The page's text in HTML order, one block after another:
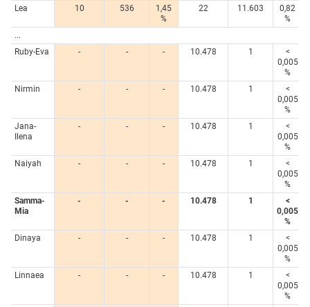
Lea
10 536
1,45
%
22 11.603
0,82
%
...
Ruby-Eva
- - - 10.478 1
<
0,005
%
Nirmin
- - - 10.478 1
<
0,005
%
Jana-
Ilena
- - - 10.478 1
<
0,005
%
Naiyah
- - - 10.478 1
<
0,005
%
Samma-
Mia
- - - 10.478 1
<
0,005
%
Dinaya
- - - 10.478 1
<
0,005
%
Linnaea
- - - 10.478 1
<
0,005
%